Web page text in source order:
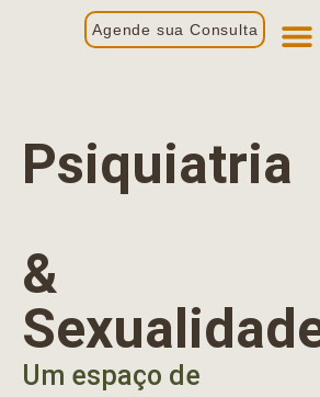
Agende sua Consulta
Psiquiatria
&
Um espaço de